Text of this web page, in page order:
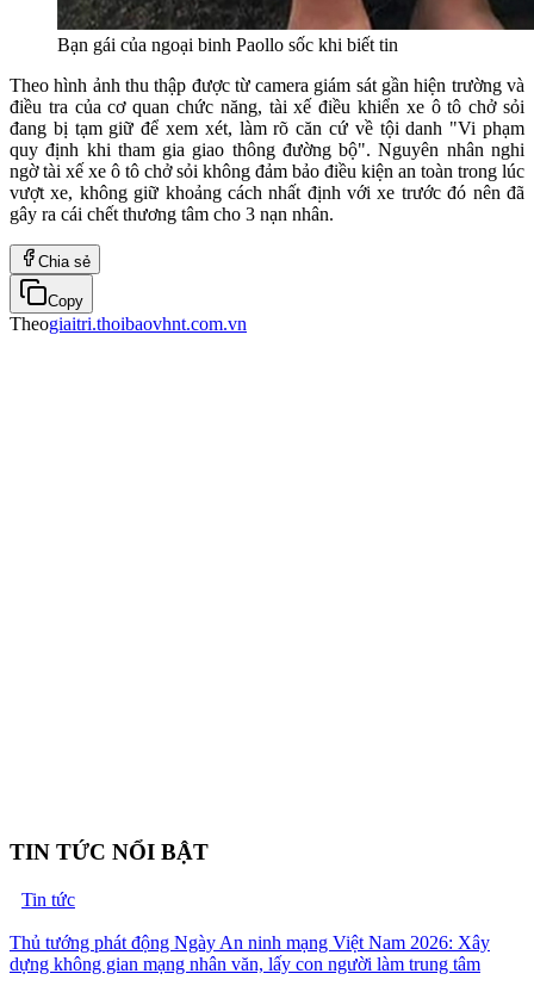
Bạn gái của ngoại binh Paollo sốc khi biết tin
Theo hình ảnh thu thập được từ camera giám sát gần hiện trường và
điều tra của cơ quan chức năng, tài xế điều khiển xe ô tô chở sỏi
đang bị tạm giữ để xem xét, làm rõ căn cứ về tội danh "Vi phạm
quy định khi tham gia giao thông đường bộ". Nguyên nhân nghi
ngờ tài xế xe ô tô chở sỏi không đảm bảo điều kiện an toàn trong lúc
vượt xe, không giữ khoảng cách nhất định với xe trước đó nên đã
gây ra cái chết thương tâm cho 3 nạn nhân.
Chia sẻ
Copy
Theogiaitri.thoibaovhnt.com.vn
TIN TỨC NỔI BẬT
Tin tức
Thủ tướng phát động Ngày An ninh mạng Việt Nam 2026: Xây
dựng không gian mạng nhân văn, lấy con người làm trung tâm